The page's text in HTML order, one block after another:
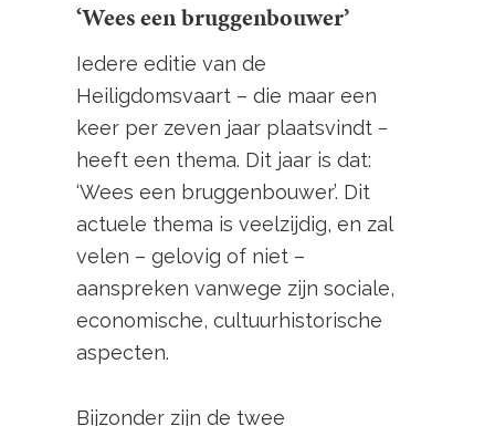
‘Wees een bruggenbouwer’
Iedere editie van de
Heiligdomsvaart – die maar een
keer per zeven jaar plaatsvindt −
heeft een thema. Dit jaar is dat:
‘Wees een bruggenbouwer’. Dit
actuele thema is veelzijdig, en zal
velen – gelovig of niet –
aanspreken vanwege zijn sociale,
economische, cultuurhistorische
aspecten.
Bijzonder zijn de twee